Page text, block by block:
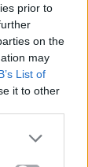
prior to
on the
may
List of
it to other
φυλακή,